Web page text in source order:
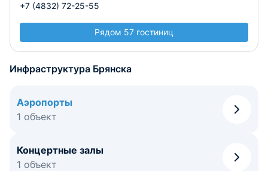
+7 (4832) 72-25-55
Рядом 57 гостиниц
Инфраструктура Брянска
Аэропорты
1 объект
Концертные залы
1 объект